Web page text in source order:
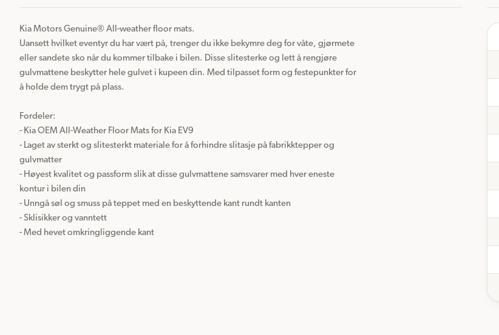
Kia Motors Genuine® All-weather floor mats.
Uansett hvilket eventyr du har vært på, trenger du ikke bekymre deg for våte, gjørmete
eller sandete sko når du kommer tilbake i bilen. Disse slitesterke og lett å rengjøre
gulvmattene beskytter hele gulvet i kupeen din. Med tilpasset form og festepunkter for
å holde dem trygt på plass.
Fordeler:
- Kia OEM All-Weather Floor Mats for Kia EV9
- Laget av sterkt og slitesterkt materiale for å forhindre slitasje på fabrikktepper og
gulvmatter
- Høyest kvalitet og passform slik at disse gulvmattene samsvarer med hver eneste
kontur i bilen din
- Unngå søl og smuss på teppet med en beskyttende kant rundt kanten
- Sklisikker og vanntett